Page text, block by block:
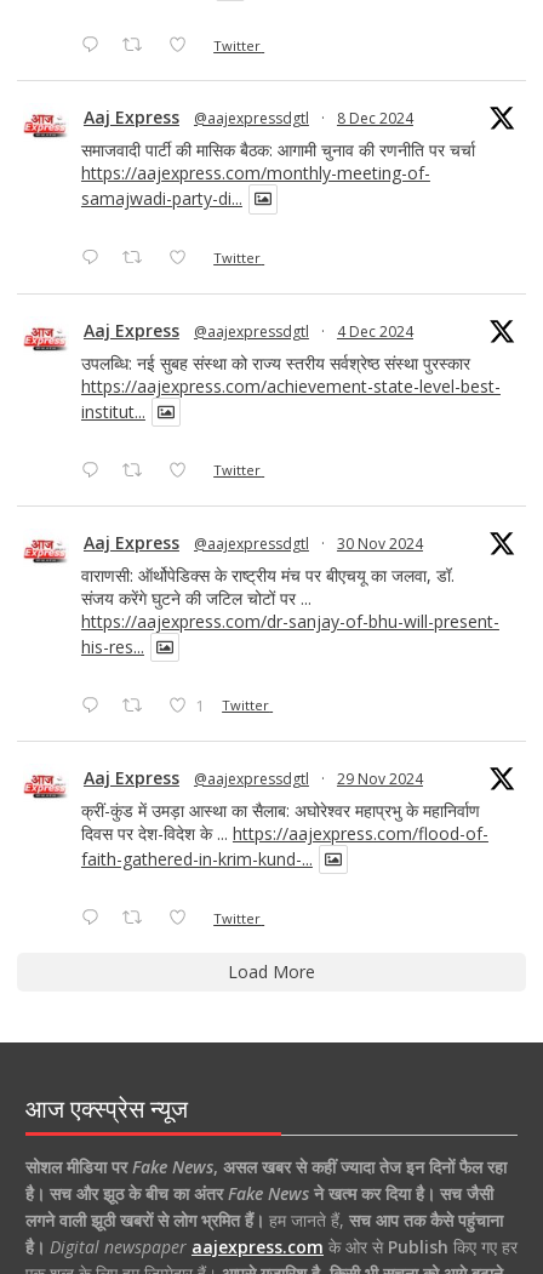
Twitter
Aaj Express @aajexpressdgtl · 8 Dec 2024
समाजवादी पार्टी की मासिक बैठक: आगामी चुनाव की रणनीति पर चर्चा
https://aajexpress.com/monthly-meeting-of-
samajwadi-party-di...
Twitter
Aaj Express @aajexpressdgtl · 4 Dec 2024
उपलब्धि: नई सुबह संस्था को राज्य स्तरीय सर्वश्रेष्ठ संस्था पुरस्कार
https://aajexpress.com/achievement-state-level-best-
institut...
Twitter
Aaj Express @aajexpressdgtl · 30 Nov 2024
वाराणसी: ऑर्थोपेडिक्स के राष्ट्रीय मंच पर बीएचयू का जलवा, डॉ.
संजय करेंगे घुटने की जटिल चोटों पर ...
https://aajexpress.com/dr-sanjay-of-bhu-will-present-
his-res...
1 Twitter
Aaj Express @aajexpressdgtl · 29 Nov 2024
क्रीं-कुंड में उमड़ा आस्था का सैलाब: अघोरेश्वर महाप्रभु के महानिर्वाण
दिवस पर देश-विदेश के ... https://aajexpress.com/flood-of-
faith-gathered-in-krim-kund-...
Twitter
Load More
आज एक्स्प्रेस न्यूज
सोशल मीडिया परFake News, असल खबर से कहीं ज्यादा तेज इन दिनों फैल रहा
है। सच और झूठ के बीच का अंतरFake Newsने खत्म कर दिया है। सच जैसी
लगने वाली झूठी खबरों से लोग भ्रमित हैं। हम जानते हैं, सच आप तक कैसे पहुंचाना
है। Digital newspaper aajexpress.com के ओर से Publish किए गए हर